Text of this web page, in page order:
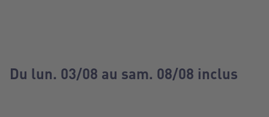
Du lun. 03/08 au sam. 08/08 inclus